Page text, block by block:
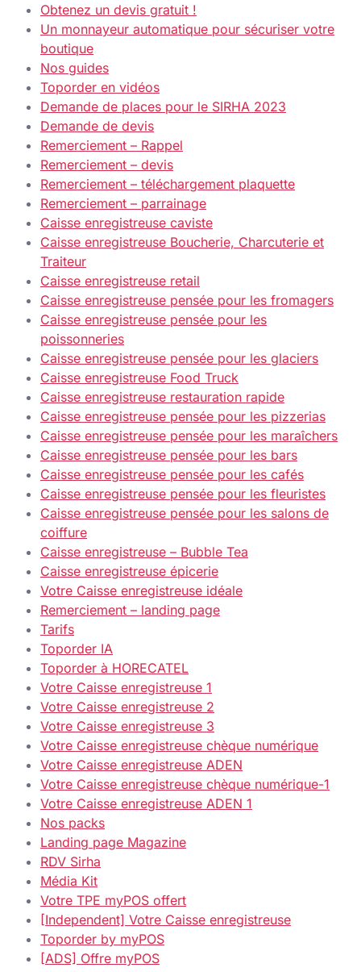
Obtenez un devis gratuit !
Un monnayeur automatique pour sécuriser votre
boutique
Nos guides
Toporder en vidéos
Demande de places pour le SIRHA 2023
Demande de devis
Remerciement – Rappel
Remerciement – devis
Remerciement – téléchargement plaquette
Remerciement – parrainage
Caisse enregistreuse caviste
Caisse enregistreuse Boucherie, Charcuterie et
Traiteur
Caisse enregistreuse retail
Caisse enregistreuse pensée pour les fromagers
Caisse enregistreuse pensée pour les
poissonneries
Caisse enregistreuse pensée pour les glaciers
Caisse enregistreuse Food Truck
Caisse enregistreuse restauration rapide
Caisse enregistreuse pensée pour les pizzerias
Caisse enregistreuse pensée pour les maraîchers
Caisse enregistreuse pensée pour les bars
Caisse enregistreuse pensée pour les cafés
Caisse enregistreuse pensée pour les fleuristes
Caisse enregistreuse pensée pour les salons de
coiffure
Caisse enregistreuse – Bubble Tea
Caisse enregistreuse épicerie
Votre Caisse enregistreuse idéale
Remerciement – landing page
Tarifs
Toporder IA
Toporder à HORECATEL
Votre Caisse enregistreuse 1
Votre Caisse enregistreuse 2
Votre Caisse enregistreuse 3
Votre Caisse enregistreuse chèque numérique
Votre Caisse enregistreuse ADEN
Votre Caisse enregistreuse chèque numérique-1
Votre Caisse enregistreuse ADEN 1
Nos packs
Landing page Magazine
RDV Sirha
Média Kit
Votre TPE myPOS offert
[Independent] Votre Caisse enregistreuse
Toporder by myPOS
[ADS] Offre myPOS